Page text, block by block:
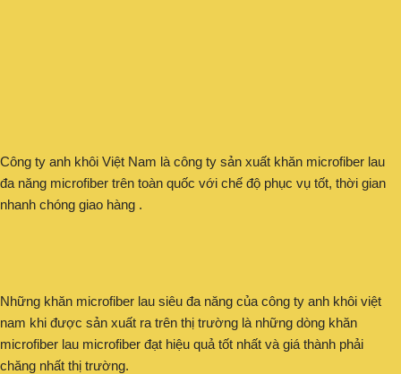
Công ty anh khôi Việt Nam là công ty sản xuất khăn microfiber lau
đa năng microfiber trên toàn quốc với chế độ phục vụ tốt, thời gian
nhanh chóng giao hàng .
Những khăn microfiber lau siêu đa năng của công ty anh khôi việt
nam khi được sản xuất ra trên thị trường là những dòng khăn
microfiber lau microfiber đạt hiệu quả tốt nhất và giá thành phải
chăng nhất thị trường.